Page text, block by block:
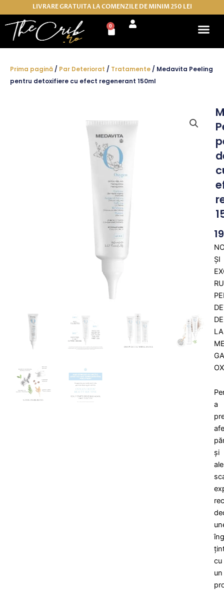
to
content
LIVRARE GRATUITA LA COMENZILE DE MINIM 250 LEI
0
Cart
Prima pagină / Par Deteriorat / Tratamente / Medavita Peeling
pentru detoxifiere cu efect regenerant 150ml
ȘI
DE
LA
a
și
ale
cu
un